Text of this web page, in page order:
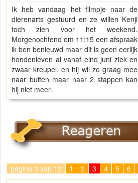
Ik heb vandaag het filmpje naar de
dierenarts gestuurd en ze willen Kenji
toch zien voor het weekend.
Morgenochtend om 11:15 een afspraak
ik ben benieuwd maar dit is geen eerlijk
hondenleven al vanaf eind juni ziek en
zwaar kreupel, en hij wil zo graag mee
naar buiten maar naar 2 stappen kan
hij niet meer.
pagina 3 van 12 1 2 3 4 5 6